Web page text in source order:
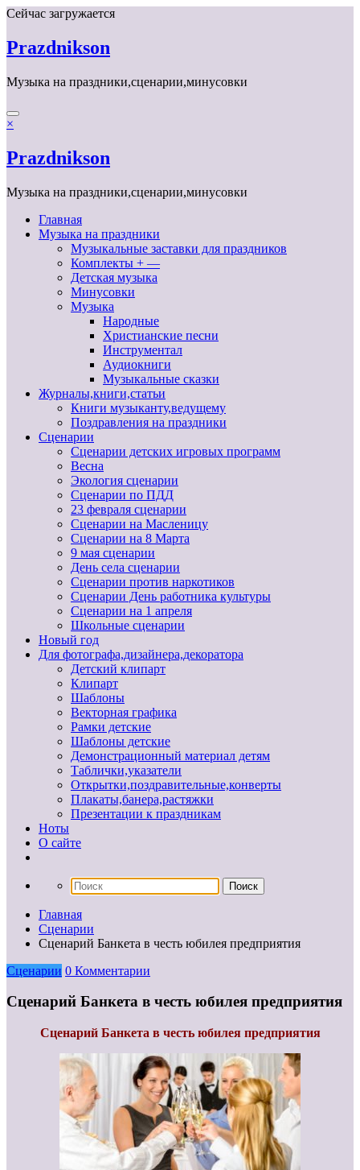
Перейти
содержимому
Сейчас загружается
Prazdnikson
Музыка на праздники,сценарии,минусовки
×
Prazdnikson
Музыка на праздники,сценарии,минусовки
Главная
Музыка на праздники
Музыкальные заставки для праздников
Комплекты + —
Детская музыка
Минусовки
Музыка
Народные
Христианские песни
Инструментал
Аудиокниги
Музыкальные сказки
Журналы,книги,статьи
Книги музыканту,ведущему
Поздравления на праздники
Сценарии
Сценарии детских игровых программ
Весна
Экология сценарии
Сценарии по ПДД
23 февраля сценарии
Сценарии на Масленицу
Сценарии на 8 Марта
9 мая сценарии
День села сценарии
Сценарии против наркотиков
Сценарии День работника культуры
Сценарии на 1 апреля
Школьные сценарии
Новый год
Для фотографа,дизайнера,декоратора
Детский клипарт
Клипарт
Шаблоны
Векторная графика
Рамки детские
Шаблоны детские
Демонстрационный материал детям
Таблички,указатели
Открытки,поздравительные,конверты
Плакаты,банера,растяжки
Презентации к праздникам
Ноты
О сайте
Главная
Сценарии
Сценарий Банкета в честь юбилея предприятия
Сценарии 0 Комментарии
Сценарий Банкета в честь юбилея предприятия
Сценарий Банкета в честь юбилея предприятия